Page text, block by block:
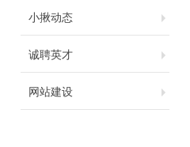
小揪动态
诚聘英才
网站建设